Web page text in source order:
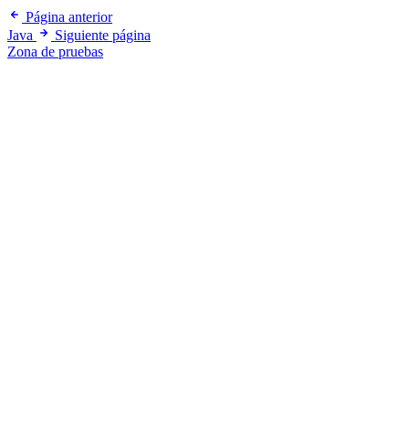
Página anterior
Java
Siguiente página
Zona de pruebas